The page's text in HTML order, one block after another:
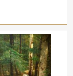
Sylva-Taroucca
Černé jahody